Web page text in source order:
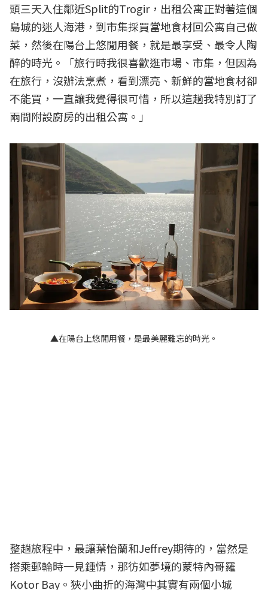
頭三天入住鄰近Split的Trogir，出租公寓正對著這個
島城的迷人海港，到市集採買當地食材回公寓自己做
菜，然後在陽台上悠閒用餐，就是最享受、最令人陶
醉的時光。「旅行時我很喜歡逛市場、市集，但因為
在旅行，沒辦法烹煮，看到漂亮、新鮮的當地食材卻
不能買，一直讓我覺得很可惜，所以這趟我特別訂了
兩間附設廚房的出租公寓。」
▲在陽台上悠閒用餐，是最美麗難忘的時光。
整趟旅程中，最讓葉怡蘭和Jeffrey期待的，當然是
搭乘郵輪時一見鍾情，那彷如夢境的蒙特內哥羅
Kotor Bay。狹小曲折的海灣中其實有兩個小城